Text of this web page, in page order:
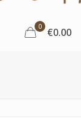
0 €0.00